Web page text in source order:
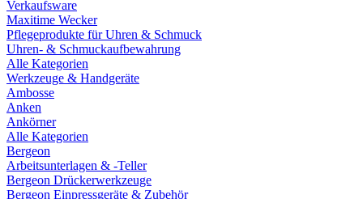
Verkaufsware
Maxitime Wecker
Pflegeprodukte für Uhren & Schmuck
Uhren- & Schmuckaufbewahrung
Alle Kategorien
Werkzeuge & Handgeräte
Ambosse
Anken
Ankörner
Alle Kategorien
Bergeon
Arbeitsunterlagen & -Teller
Bergeon Drückerwerkzeuge
Bergeon Einpressgeräte & Zubehör